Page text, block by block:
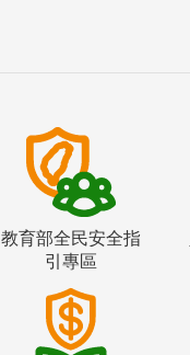
教育部全民安全指
引專區